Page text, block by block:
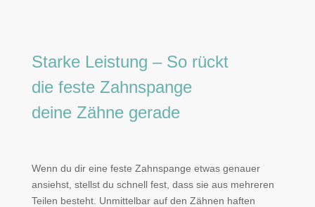
Starke Leistung – So rückt
die feste Zahnspange
deine Zähne gerade
Wenn du dir eine feste Zahnspange etwas genauer
ansiehst, stellst du schnell fest, dass sie aus mehreren
Teilen besteht. Unmittelbar auf den Zähnen haften